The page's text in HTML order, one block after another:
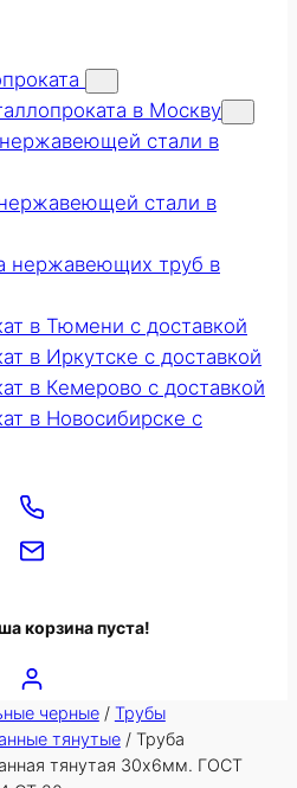
в Москву
стали в
стали в
нержавеющих труб в
в Тюмени с доставкой
в Иркутске с доставкой
в Кемерово с доставкой
в Новосибирске с
корзина пуста!
черные/ Трубы
тянутые/ Труба
тянутая 30х6мм. ГОСТ